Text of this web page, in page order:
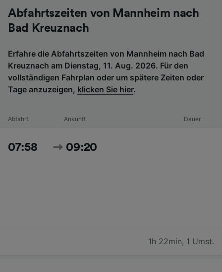
Abfahrtszeiten von Mannheim nach
Bad Kreuznach
Erfahre die Abfahrtszeiten von Mannheim nach Bad
Kreuznach am Dienstag, 11. Aug. 2026. Für den
vollständigen Fahrplan oder um spätere Zeiten oder
Tage anzuzeigen, klicken Sie hier.
Abfahrt Ankunft Dauer
07:58 09:20
1h 22min, 1 Umst.